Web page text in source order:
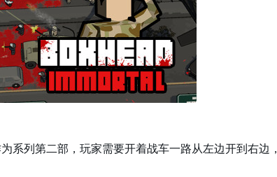
系列第二部，玩家需要开着战车一路从左边开到右边，